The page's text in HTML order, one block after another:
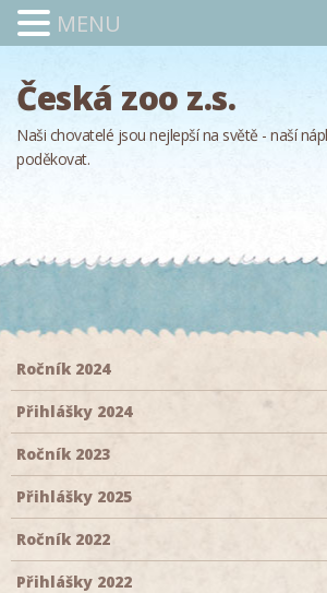
Česká zoo z.s.
Naši chovatelé jsou nejlepší na světě - naší
poděkovat.
Ročník 2024
Přihlášky 2024
Ročník 2023
Přihlášky 2025
Ročník 2022
Přihlášky 2022
MENU